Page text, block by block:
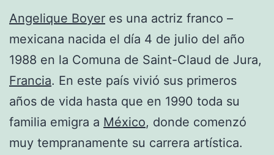
Angelique Boyer es una actriz franco –
mexicana nacida el día 4 de julio del año
1988 en la Comuna de Saint-Claud de Jura,
Francia. En este país vivió sus primeros
años de vida hasta que en 1990 toda su
familia emigra a México, donde comenzó
muy tempranamente su carrera artística.